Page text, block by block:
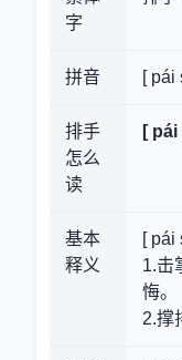
字
拼音 [ pái
排手
怎么
读
[
基本
释义
[ pái
1.击
悔。
2.撑